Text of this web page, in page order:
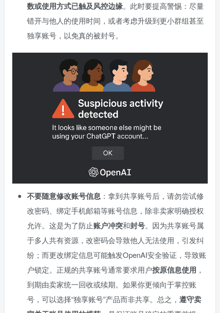
数或使用方式已触及风控边缘。此时要提高警惕：尽量
错开与他人的使用时间，或者考虑升级到更小群组甚至
独享账号，以免真的被封号。
不要随意修改账号信息 ：拿到共享账号后，请勿尝试修
改密码、绑定手机邮箱等账号信息，除非卖家明确授权
允许。这是为了防止账户冲突和封号。因为共享账号属
于多人共有资源，改密码会导致他人无法使用，引发纠
纷；而更改绑定信息可能触发OpenAI安全验证，导致账
户锁定。正规的共享账号通常要求用户按原信息使用 ，
到期由卖家统一回收或续期。如果你更倾向于掌控账
号，可以选择“独享账号”产品而非共享。总之， 遵守卖